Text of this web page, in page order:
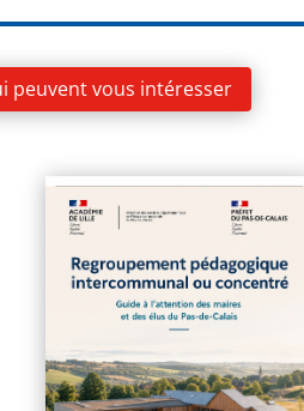
peuvent vous intéresser